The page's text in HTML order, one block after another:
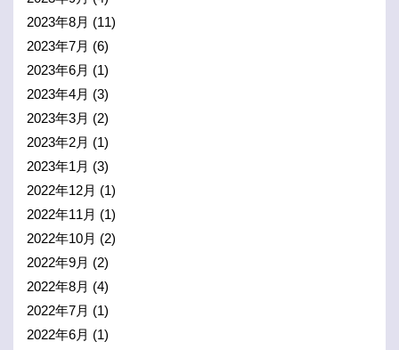
2023年8月 (11)
2023年7月 (6)
2023年6月 (1)
2023年4月 (3)
2023年3月 (2)
2023年2月 (1)
2023年1月 (3)
2022年12月 (1)
2022年11月 (1)
2022年10月 (2)
2022年9月 (2)
2022年8月 (4)
2022年7月 (1)
2022年6月 (1)